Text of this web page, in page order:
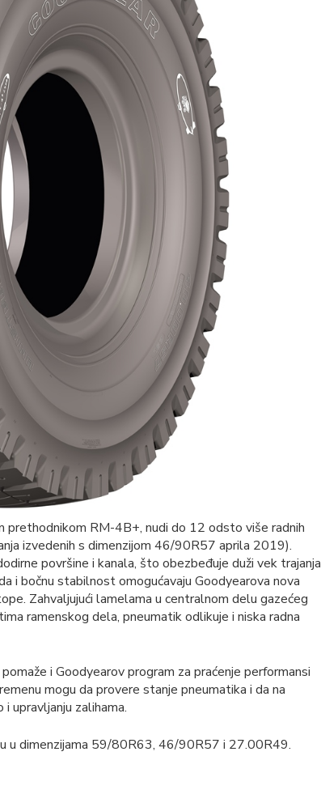
prethodnikom RM-4B+, nudi do 12 odsto više radnih
izvedenih s dimenzijom 46/90R57 aprila 2019).
površine i kanala, što obezbeđuje duži vek trajanja
i bočnu stabilnost omogućavaju Goodyearova nova
Zahvaljujući lamelama u centralnom delu gazećeg
ramenskog dela, pneumatik odlikuje i niska radna
i Goodyearov program za praćenje performansi
mogu da provere stanje pneumatika i da na
upravljanju zalihama.
u dimenzijama 59/80R63, 46/90R57 i 27.00R49.